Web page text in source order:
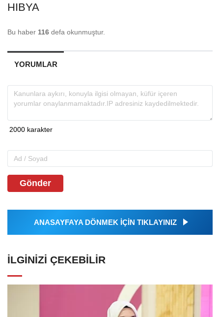
HIBYA
Bu haber 116 defa okunmuştur.
YORUMLAR
Gönder
ANASAYFAYA DÖNMEK İÇİN TIKLAYINIZ
İLGINIZI ÇEKEBILIR